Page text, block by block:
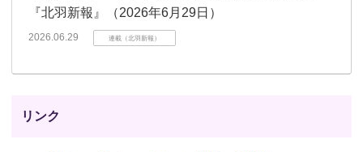
『北羽新報』（2026年6月29日）
2026.06.29 連載（北羽新報）
リンク